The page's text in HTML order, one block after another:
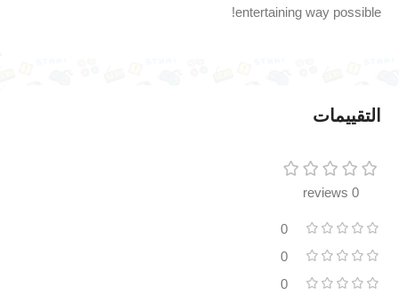
entertaining way possible!
التقييمات
0 reviews
0
0
0